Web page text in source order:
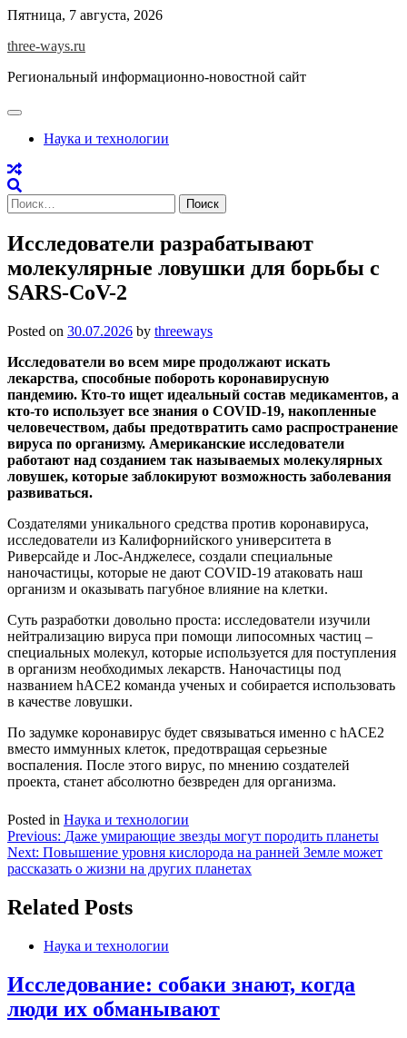
Skip
content
Пятница, 7 августа, 2026
three-ways.ru
Региональный информационно-новостной сайт
Наука и технологии
Найти:
Исследователи разрабатывают
молекулярные ловушки для борьбы с
SARS-CoV-2
Posted on 30.07.2026 by threeways
Исследователи во всем мире продолжают искать
лекарства, способные побороть коронавирусную
пандемию. Кто-то ищет идеальный состав медикаментов, а
кто-то использует все знания о COVID-19, накопленные
человечеством, дабы предотвратить само распространение
вируса по организму. Американские исследователи
работают над созданием так называемых молекулярных
ловушек, которые заблокируют возможность заболевания
развиваться.
Создателями уникального средства против коронавируса,
исследователи из Калифорнийского университета в
Риверсайде и Лос-Анджелесе, создали специальные
наночастицы, которые не дают COVID-19 атаковать наш
организм и оказывать пагубное влияние на клетки.
Суть разработки довольно проста: исследователи изучили
нейтрализацию вируса при помощи липосомных частиц –
специальных молекул, которые используется для поступления
в организм необходимых лекарств. Наночастицы под
названием hACE2 команда ученых и собирается использовать
в качестве ловушки.
По задумке коронавирус будет связываться именно с hACE2
вместо иммунных клеток, предотвращая серьезные
воспаления. После этого вирус, по мнению создателей
проекта, станет абсолютно безвреден для организма.
Posted in Наука и технологии
Навигация
по
Previous: Даже умирающие звезды могут породить планеты
Next: Повышение уровня кислорода на ранней Земле может
рассказать о жизни на других планетах
Related Posts
Наука и технологии
Исследование: собаки знают, когда
люди их обманывают